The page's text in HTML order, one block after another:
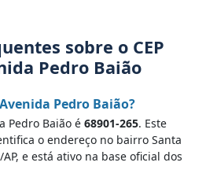
sobre o CEP
Pedro Baião
Pedro Baião?
Pedro Baião é 68901-265. Este
o endereço no bairro Santa
e está ativo na base oficial dos